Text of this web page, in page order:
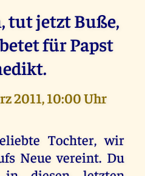
tut jetzt Buße,
für Papst
2011, 10:00 Uhr
Tochter, wir
Neue vereint. Du